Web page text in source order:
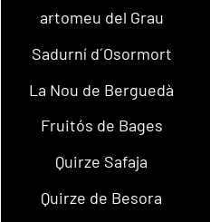
artomeu del Grau
Sadurní d´Osormort
La Nou de Berguedà
Fruitós de Bages
Quirze Safaja
Quirze de Besora